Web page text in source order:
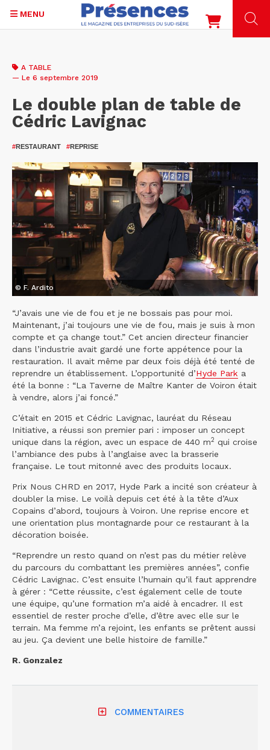
contenu
MENU
A TABLE
— Le 6 septembre 2019
Le double plan de table de
Cédric Lavignac
#RESTAURANT #REPRISE
© F. Ardito
“J’avais une vie de fou et je ne bossais pas pour moi.
Maintenant, j’ai toujours une vie de fou, mais je suis à mon
compte et ça change tout.” Cet ancien directeur financier
dans l’industrie avait gardé une forte appétence pour la
restauration. Il avait même par deux fois déjà été tenté de
reprendre un établissement. L’opportunité d’Hyde Park a
été la bonne : “La Taverne de Maître Kanter de Voiron était
à vendre, alors j’ai foncé.”
C’était en 2015 et Cédric Lavignac, lauréat du Réseau
Initiative, a réussi son premier pari : imposer un concept
unique dans la région, avec un espace de 440 m2 qui croise
l’ambiance des pubs à l’anglaise avec la brasserie
française. Le tout mitonné avec des produits locaux.
Prix Nous CHRD en 2017, Hyde Park a incité son créateur à
doubler la mise. Le voilà depuis cet été à la tête d’Aux
Copains d’abord, toujours à Voiron. Une reprise encore et
une orientation plus montagnarde pour ce restaurant à la
décoration boisée.
“Reprendre un resto quand on n’est pas du métier relève
du parcours du combattant les premières années”, confie
Cédric Lavignac. C’est ensuite l’humain qu’il faut apprendre
à gérer : “Cette réussite, c’est également celle de toute
une équipe, qu’une formation m’a aidé à encadrer. Il est
essentiel de rester proche d’elle, d’être avec elle sur le
terrain. Ma femme m’a rejoint, les enfants se prêtent aussi
au jeu. Ça devient une belle histoire de famille.”
R. Gonzalez
COMMENTAIRES